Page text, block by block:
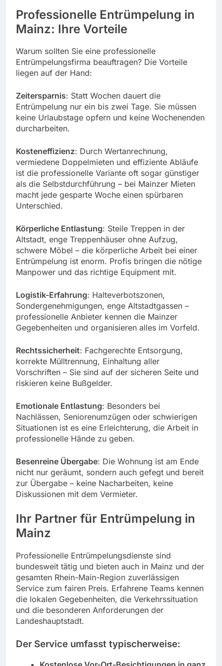
Professionelle Entrümpelung in
Mainz: Ihre Vorteile
Warum sollten Sie eine professionelle
Entrümpelungsfirma beauftragen? Die Vorteile
liegen auf der Hand:
Zeitersparnis: Statt Wochen dauert die
Entrümpelung nur ein bis zwei Tage. Sie müssen
keine Urlaubstage opfern und keine Wochenenden
durcharbeiten.
Kosteneffizienz: Durch Wertanrechnung,
vermiedene Doppelmieten und effiziente Abläufe
ist die professionelle Variante oft sogar günstiger
als die Selbstdurchführung – bei Mainzer Mieten
macht jede gesparte Woche einen spürbaren
Unterschied.
Körperliche Entlastung: Steile Treppen in der
Altstadt, enge Treppenhäuser ohne Aufzug,
schwere Möbel – die körperliche Arbeit bei einer
Entrümpelung ist enorm. Profis bringen die nötige
Manpower und das richtige Equipment mit.
Logistik-Erfahrung: Halteverbotszonen,
Sondergenehmigungen, enge Altstadtgassen –
professionelle Anbieter kennen die Mainzer
Gegebenheiten und organisieren alles im Vorfeld.
Rechtssicherheit: Fachgerechte Entsorgung,
korrekte Mülltrennung, Einhaltung aller
Vorschriften – Sie sind auf der sicheren Seite und
riskieren keine Bußgelder.
Emotionale Entlastung: Besonders bei
Nachlässen, Seniorenumzügen oder schwierigen
Situationen ist es eine Erleichterung, die Arbeit in
professionelle Hände zu geben.
Besenreine Übergabe: Die Wohnung ist am Ende
nicht nur geräumt, sondern auch gefegt und bereit
zur Übergabe – keine Nacharbeiten, keine
Diskussionen mit dem Vermieter.
Ihr Partner für Entrümpelung in
Mainz
Professionelle Entrümpelungsdienste sind
bundesweit tätig und bieten auch in Mainz und der
gesamten Rhein-Main-Region zuverlässigen
Service zum fairen Preis. Erfahrene Teams kennen
die lokalen Gegebenheiten, die Verkehrssituation
und die besonderen Anforderungen der
Landeshauptstadt.
Der Service umfasst typischerweise: